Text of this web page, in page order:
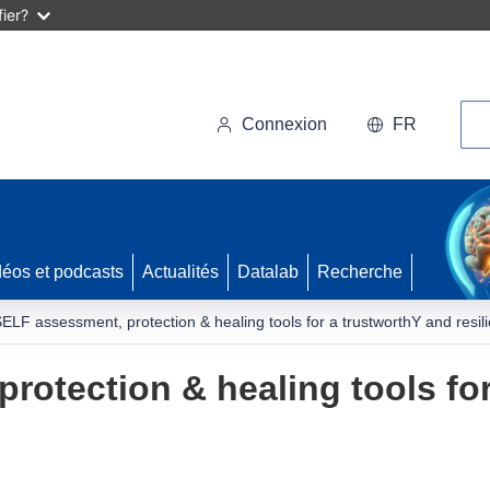
Connexion FR
et podcasts Actualités Datalab Recherche
assessment, protection & healing tools for a trustworthY and
& healing tools